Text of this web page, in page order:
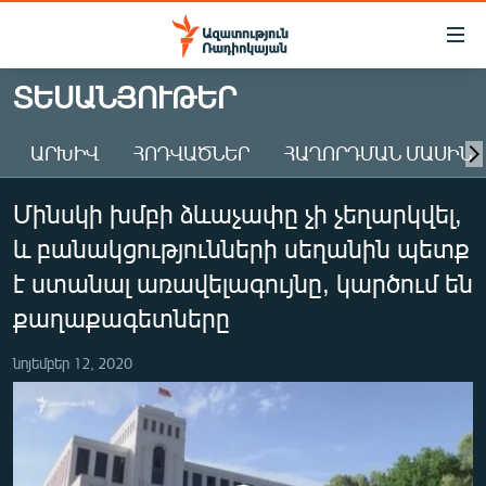
Մատչելիության
Անցնել
հիմնական
Անցնել
հիմնական
մենյուին
Որոնում
ԱԶԱՏՈՒԹՅՈՒՆ TV
ՀԱՅԱՍՏԱՆ
ԸՆՏՐՈՒԹՅՈՒՆՆԵՐ 2026
ԻՐԱՎՈՒՆՔ
ՀԱՍԱՐԱԿՈՒԹՅՈՒՆ
ՂԱՐԱԲԱՂ
ՊԱՏԵՐԱԶՄԻ 6 ՇԱԲԱԹՆԵՐԸ
ՏԱՐԱԾԱՇՐՋԱՆ
ՏԵՍԱՆՅՈՒԹԵՐ
ԱՐԽԻՎ ՀՈԴՎԱԾՆԵՐ ՀԱՂՈՐԴՄԱՆ ՄԱՍԻՆ
Մինսկի խմբի ձևաչափը չի չեղարկվել,
և բանակցությունների սեղանին պետք
է ստանալ առավելագույնը, կարծում են
քաղաքագետները
նոյեմբեր 12, 2020